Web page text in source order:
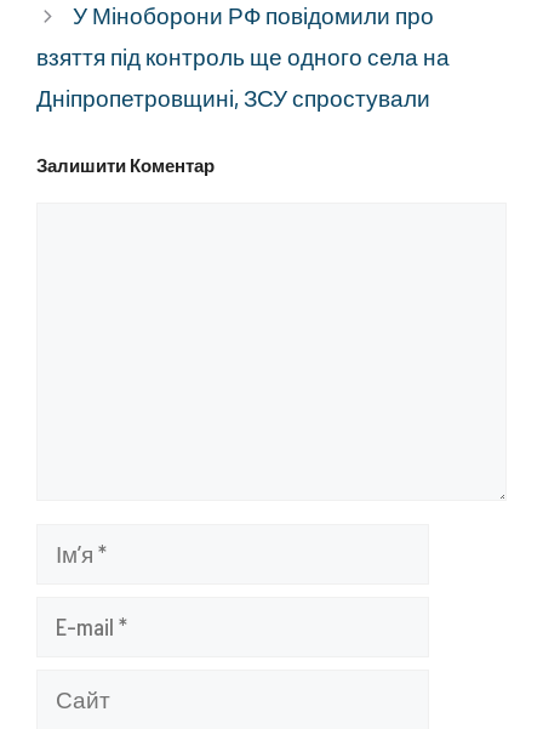
У Міноборони РФ повідомили про
взяття під контроль ще одного села на
Дніпропетровщині, ЗСУ спростували
Залишити Коментар
Ім’я
Сайт